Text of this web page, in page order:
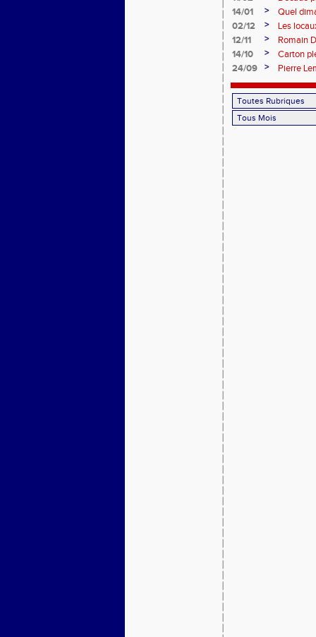
14/01
>
Quel
02/12
>
Les
12/11
>
Romain
14/10
>
Carton
24/09
> Pierre